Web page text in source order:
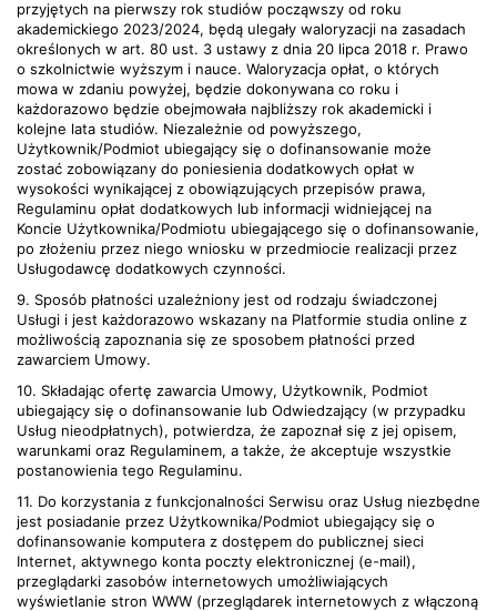
przyjętych na pierwszy rok studiów począwszy od roku
akademickiego 2023/2024, będą ulegały waloryzacji na zasadach
określonych w art. 80 ust. 3 ustawy z dnia 20 lipca 2018 r. Prawo
o szkolnictwie wyższym i nauce. Waloryzacja opłat, o których
mowa w zdaniu powyżej, będzie dokonywana co roku i
każdorazowo będzie obejmowała najbliższy rok akademicki i
kolejne lata studiów. Niezależnie od powyższego,
Użytkownik/Podmiot ubiegający się o dofinansowanie może
zostać zobowiązany do poniesienia dodatkowych opłat w
wysokości wynikającej z obowiązujących przepisów prawa,
Regulaminu opłat dodatkowych lub informacji widniejącej na
Koncie Użytkownika/Podmiotu ubiegającego się o dofinansowanie,
po złożeniu przez niego wniosku w przedmiocie realizacji przez
Usługodawcę dodatkowych czynności.
9. Sposób płatności uzależniony jest od rodzaju świadczonej
Usługi i jest każdorazowo wskazany na Platformie studia online z
możliwością zapoznania się ze sposobem płatności przed
zawarciem Umowy.
10. Składając ofertę zawarcia Umowy, Użytkownik, Podmiot
ubiegający się o dofinansowanie lub Odwiedzający (w przypadku
Usług nieodpłatnych), potwierdza, że zapoznał się z jej opisem,
warunkami oraz Regulaminem, a także, że akceptuje wszystkie
postanowienia tego Regulaminu.
11. Do korzystania z funkcjonalności Serwisu oraz Usług niezbędne
jest posiadanie przez Użytkownika/Podmiot ubiegający się o
dofinansowanie komputera z dostępem do publicznej sieci
Internet, aktywnego konta poczty elektronicznej (e-mail),
przeglądarki zasobów internetowych umożliwiających
wyświetlanie stron WWW (przeglądarek internetowych z włączoną